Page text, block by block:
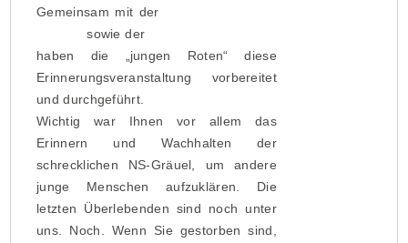
Gemeinsam mit der
sowie der
haben die „jungen Roten“ diese
Erinnerungsveranstaltung vorbereitet
und durchgeführt.
Wichtig war Ihnen vor allem das
Erinnern und Wachhalten der
schrecklichen NS-Gräuel, um andere
junge Menschen aufzuklären. Die
letzten Überlebenden sind noch unter
uns. Noch. Wenn Sie gestorben sind,